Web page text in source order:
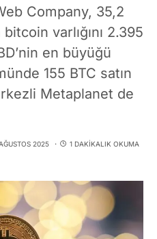
Company, 35,2
varlığını 2.395
en büyüğü
155 BTC satın
Metaplanet de
2025 1 DAKIKALIK OKUMA